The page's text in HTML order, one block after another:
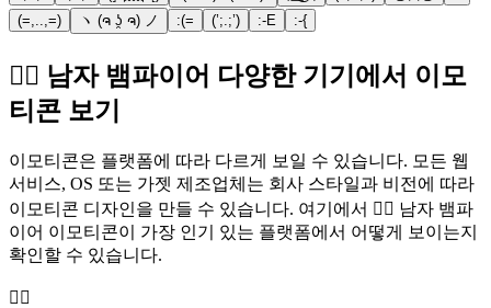
(=,..,=)
ヽ (ຈ ʖ̯ ຈ) ノ :(= (’;.;’) :-E :-{
🧛‍♂️ 남자 뱀파이어 다양한 기기에서 이모
티콘 보기
이모티콘은 플랫폼에 따라 다르게 보일 수 있습니다. 모든 웹
서비스, OS 또는 가젯 제조업체는 회사 스타일과 비전에 따라
이모티콘 디자인을 만들 수 있습니다. 여기에서 🧛‍♂️ 남자 뱀파
이어 이모티콘이 가장 인기 있는 플랫폼에서 어떻게 보이는지
확인할 수 있습니다.
🧛‍♂️